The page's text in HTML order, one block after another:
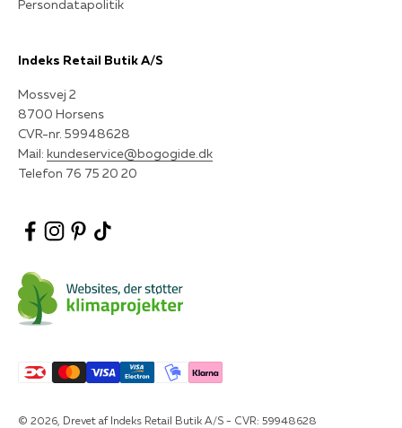
Persondatapolitik
Indeks Retail Butik A/S
Mossvej 2
8700 Horsens
CVR-nr. 59948628
Mail: kundeservice@bogogide.dk
Telefon 76 75 20 20
© 2026, Drevet af Indeks Retail Butik A/S - CVR: 59948628